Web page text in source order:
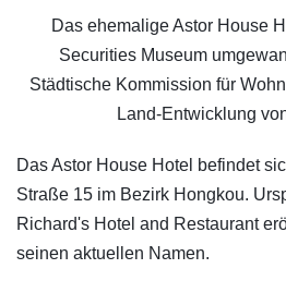
Das ehemalige Astor House
Securities Museum
Städtische Kommission für
Land-Entwicklung
Das Astor House Hotel befindet
Straße 15 im Bezirk Hongkou.
Richard's Hotel and Restaurant
seinen aktuellen Namen.